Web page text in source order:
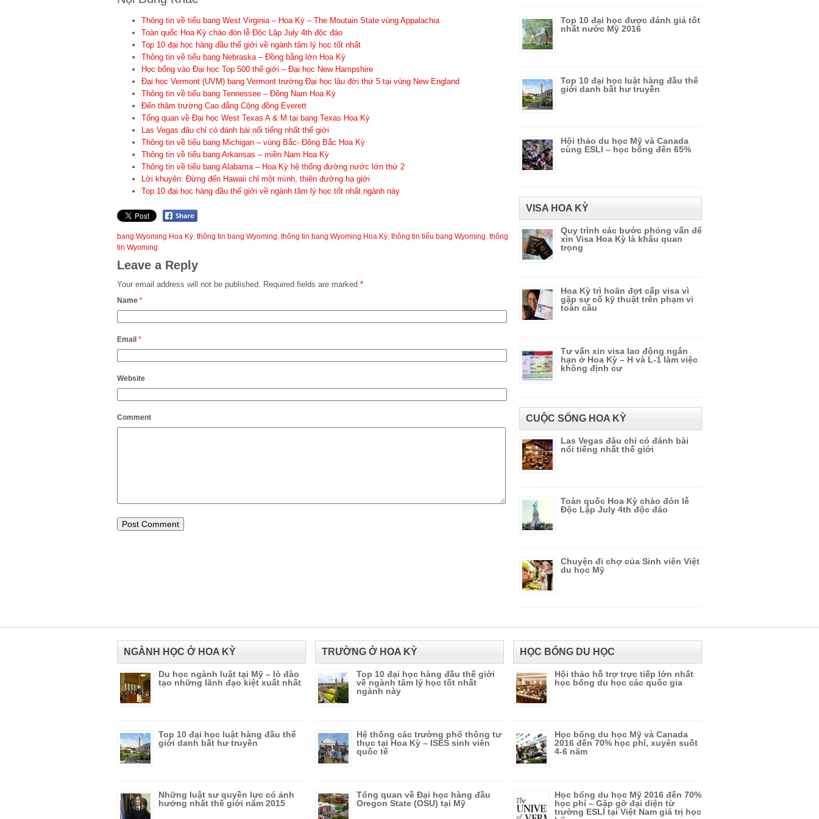
Thông tin về tiểu bang West Virginia – Hoa Kỳ – The Moutain State vùng Appalachia
Toàn quốc Hoa Kỳ chào đón lễ Độc Lập July 4th độc đáo
Top 10 đại học hàng đầu thế giới về ngành tâm lý học tốt nhất
Thông tin về tiểu bang Nebraska – Đồng bằng lớn Hoa Kỳ
Học bổng vào Đại học Top 500 thế giới – Đại học New Hampshire
Đại học Vermont (UVM) bang Vermont trường Đại học lâu đời thứ 5 tại vùng New England
Thông tin về tiểu bang Tennessee – Đông Nam Hoa Kỳ
Đến thăm trường Cao đẳng Cộng đồng Everett
Tổng quan về Đại học West Texas A & M tại bang Texas Hoa Kỳ
Las Vegas đâu chỉ có đánh bài nổi tiếng nhất thế giới
Thông tin về tiểu bang Michigan – vùng Bắc- Đông Bắc Hoa Kỳ
Thông tin về tiểu bang Arkansas – miền Nam Hoa Kỳ
Thông tin về tiểu bang Alabama – Hoa Kỳ hệ thống đường nước lớn thứ 2
Lời khuyên: Đừng đến Hawaii chỉ một mình, thiên đường hạ giới
Top 10 đại học hàng đầu thế giới về ngành tâm lý học tốt nhất ngành này
bang Wyoming Hoa Kỳ, thông tin bang Wyoming, thông tin bang Wyoming Hoa Kỳ, thông tin tiểu bang Wyoming, thông
tin Wyoming
Leave a Reply
Your email address will not be published. Required fields are marked *
Name *
Email *
Website
Comment
Top 10 đại học được đánh giá tốt
nhất nước Mỹ 2016
Top 10 đại học luật hàng đầu thế
giới danh bất hư truyền
Hội thảo du học Mỹ và Canada
cùng ESLI – học bổng đến 65%
VISA HOA KỲ
Quy trình các bước phỏng vấn để
xin Visa Hoa Kỳ là khâu quan
trọng
Hoa Kỳ trì hoãn đợt cấp visa vì
gặp sự cố kỹ thuật trên phạm vi
toàn cầu
Tư vấn xin visa lao động ngắn
hạn ở Hoa Kỳ – H và L-1 làm việc
không định cư
CUỘC SỐNG HOA KỲ
Las Vegas đâu chỉ có đánh bài
nổi tiếng nhất thế giới
Toàn quốc Hoa Kỳ chào đón lễ
Độc Lập July 4th độc đáo
Chuyện đi chợ của Sinh viên Việt
du học Mỹ
NGÀNH HỌC Ở HOA KỲ
Du học ngành luật tại Mỹ – lò đào
tạo những lãnh đạo kiệt xuất nhất
Top 10 đại học luật hàng đầu thế
giới danh bất hư truyền
Những luật sư quyền lực có ảnh
hưởng nhất thế giới năm 2015
TRƯỜNG Ở HOA KỲ
Top 10 đại học hàng đầu thế giới
về ngành tâm lý học tốt nhất
ngành này
Hệ thống các trường phổ thông tư
thục tại Hoa Kỳ – ISES sinh viên
quốc tế
Tổng quan về Đại học hàng đầu
Oregon State (OSU) tại Mỹ
HỌC BỔNG DU HỌC
Hội thảo hỗ trợ trực tiếp lớn nhất
học bổng du học các quốc gia
Học bổng du học Mỹ và Canada
2016 đến 70% học phí, xuyên suốt
4-6 năm
Học bổng du học Mỹ 2016 đến 70%
học phí – Gặp gỡ đại diện từ
trường ESLI tại Việt Nam giá trị học